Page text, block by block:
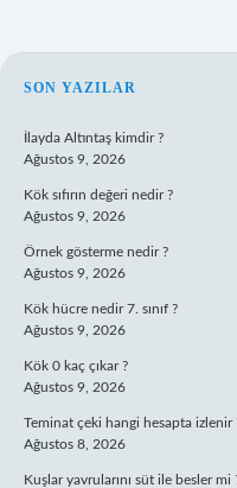
SIDEBAR
SON YAZILAR
İlayda Altıntaş kimdir ?
Ağustos 9, 2026
Kök sıfırın değeri nedir ?
Ağustos 9, 2026
Örnek gösterme nedir ?
Ağustos 9, 2026
Kök hücre nedir 7. sınıf ?
Ağustos 9, 2026
Kök 0 kaç çıkar ?
Ağustos 9, 2026
Teminat çeki hangi hesapta izlenir
Ağustos 8, 2026
Kuşlar yavrularını süt ile besler mi